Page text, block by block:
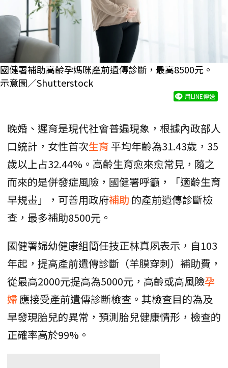
國健署補助高齡孕媽咪產前遺傳診斷，最高8500元。
示意圖／Shutterstock
用LINE傳送
晚婚、遲育是現代社會普遍現象，根據內政部人
口統計，女性首次生育平均年齡為31.43歲，35
歲以上占32.44%。高齡生育愈來愈常見，隨之
而來的是併發症風險，國健署呼籲，「適齡生育
早規畫」，可善用政府補助 的產前遺傳診斷檢
查，最多補助8500元。
國健署婦幼健康組簡任技正林真夙表示，自103
年起，提高產前遺傳診斷（羊膜穿刺）補助費，
從最高2000元提高為5000元，高齡或高風險孕
婦 應接受產前遺傳診斷檢查。其檢查目的為及
早發現胎兒的異常，預測胎兒健康情形，檢查的
正確率高於99%。